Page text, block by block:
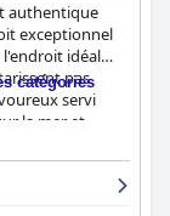
authentique
exceptionnel
l'endroit idéal
pas
servi
la mer et
avec des
et des
un endroit
Le personnel
catégories